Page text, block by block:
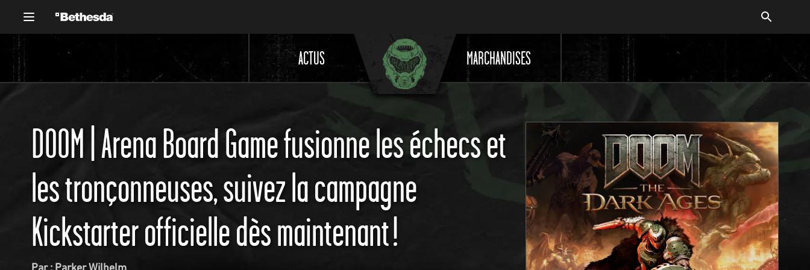
ACTUS MARCHANDISES
DOOM | Arena Board Game fusionne les échecs et
les tronçonneuses, suivez la campagne
Kickstarter officielle dès maintenant !
Par : Parker Wilhelm